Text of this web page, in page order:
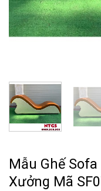
Mẫu Ghế
Xưởng Mã